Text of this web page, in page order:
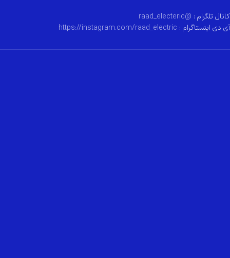
کانال تلگرام : @raad_electeric
آی دی اینستاگرام : https://instagram.com/raad_electric